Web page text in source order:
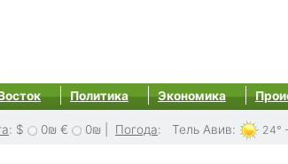
Политика Экономика
: $ 0₪ € 0₪ Погода: Тель Авив: 24°